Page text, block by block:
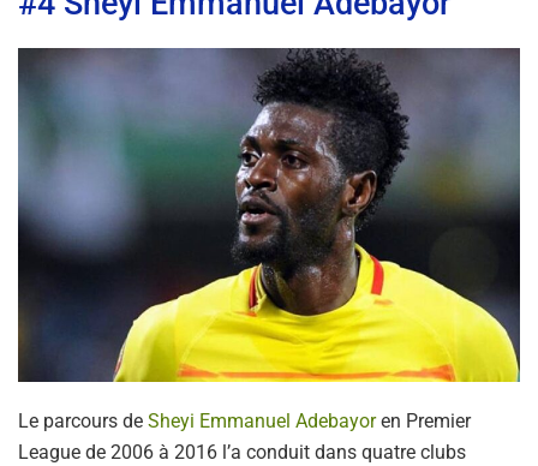
Le parcours de Sheyi Emmanuel Adebayoren Premier
League de 2006 à 2016 l’a conduit dans quatre clubs